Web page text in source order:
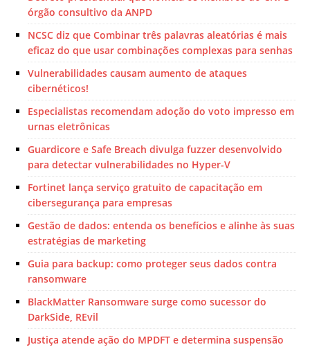
órgão consultivo da ANPD
NCSC diz que Combinar três palavras aleatórias é mais
eficaz do que usar combinações complexas para senhas
Vulnerabilidades causam aumento de ataques
cibernéticos!
Especialistas recomendam adoção do voto impresso em
urnas eletrônicas
Guardicore e Safe Breach divulga fuzzer desenvolvido
para detectar vulnerabilidades no Hyper-V
Fortinet lança serviço gratuito de capacitação em
cibersegurança para empresas
Gestão de dados: entenda os benefícios e alinhe às suas
estratégias de marketing
Guia para backup: como proteger seus dados contra
ransomware
BlackMatter Ransomware surge como sucessor do
DarkSide, REvil
Justiça atende ação do MPDFT e determina suspensão